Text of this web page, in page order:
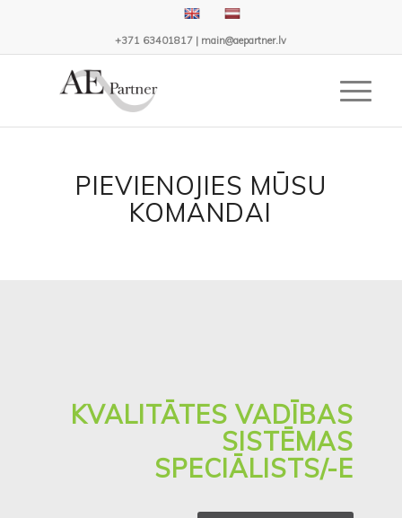
+371 63401817 | main@aepartner.lv
PIEVIENOJIES MŪSU
KOMANDAI
KVALITĀTES VADĪBAS
SISTĒMAS
SPECIĀLISTS/-E